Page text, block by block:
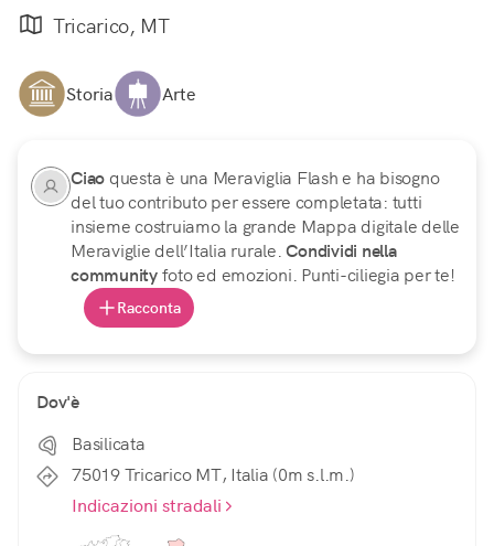
Tricarico, MT
Storia Arte
Ciao questa è una Meraviglia Flash e ha bisogno
del tuo contributo per essere completata: tutti
insieme costruiamo la grande Mappa digitale delle
Meraviglie dell’Italia rurale.Condividi nella
communityfoto ed emozioni. Punti-ciliegia per te!
Racconta
Dov'è
Basilicata
75019 Tricarico MT, Italia (0m s.l.m.)
Indicazioni stradali